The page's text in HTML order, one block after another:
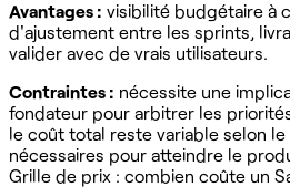
Avantages : visibilité budgétaire à
d'ajustement entre les sprints,
valider avec de vrais utilisateurs.
Contraintes : nécessite une
fondateur pour arbitrer les
le coût total reste variable selon
nécessaires pour atteindre le
Grille de prix : combien coûte un